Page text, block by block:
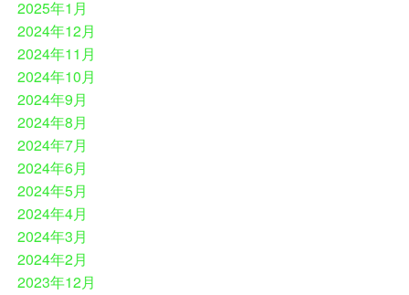
2025年1月
2024年12月
2024年11月
2024年10月
2024年9月
2024年8月
2024年7月
2024年6月
2024年5月
2024年4月
2024年3月
2024年2月
2023年12月